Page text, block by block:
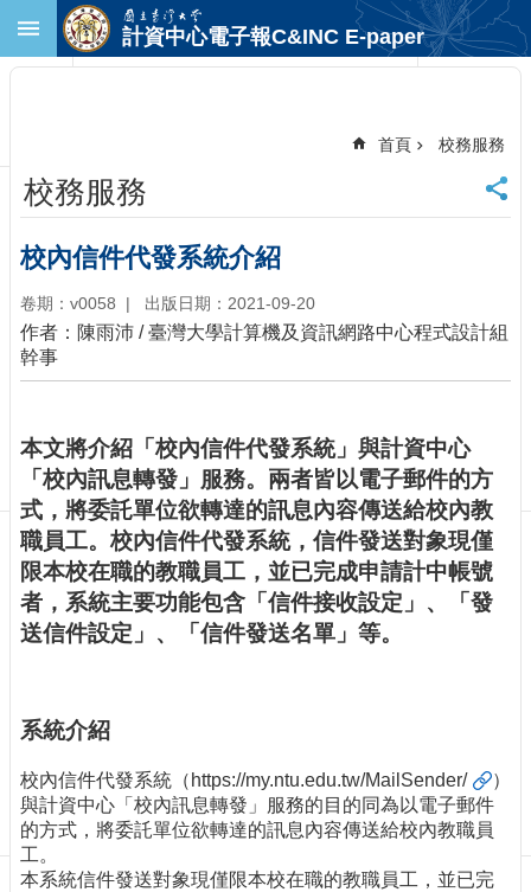
跳到主要內容區塊
首
頁
臺
大
首
頁
計
中
聯
絡
資
訊
訂
閱/
取
消
導
最
新
消
息
計資中心電子報C&INC E-paper
首頁 校務服務
校務服務
校內信件代發系統介紹
卷期：v0058 出版日期：2021-09-20
作者：陳雨沛 / 臺灣大學計算機及資訊網路中心程式設計組
幹事
本文將介紹「校內信件代發系統」與計資中心
「校內訊息轉發」服務。兩者皆以電子郵件的方
式，將委託單位欲轉達的訊息內容傳送給校內教
職員工。校內信件代發系統，信件發送對象現僅
限本校在職的教職員工，並已完成申請計中帳號
者，系統主要功能包含「信件接收設定」、「發
送信件設定」、「信件發送名單」等。
系統介紹
校內信件代發系統（ https://my.ntu.edu.tw/MailSender/
）
與計資中心「校內訊息轉發」服務的目的同為以電子郵件
的方式，將委託單位欲轉達的訊息內容傳送給校內教職員
工。
本系統信件發送對象現僅限本校在職的教職員工，並已完